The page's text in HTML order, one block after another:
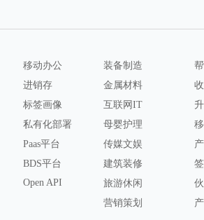
移动办公
进销存
标签画像
私有化部署
Paas平台
BDS平台
Open API
装备制造
金属材料
互联网IT
母婴护理
传媒文娱
建筑装修
旅游休闲
营销策划